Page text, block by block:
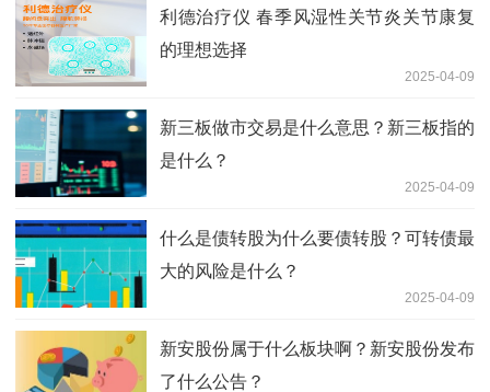
利德治疗仪 春季风湿性关节炎关节康复
的理想选择
2025-04-09
新三板做市交易是什么意思？新三板指的
是什么？
2025-04-09
什么是债转股为什么要债转股？可转债最
大的风险是什么？
2025-04-09
新安股份属于什么板块啊？新安股份发布
了什么公告？